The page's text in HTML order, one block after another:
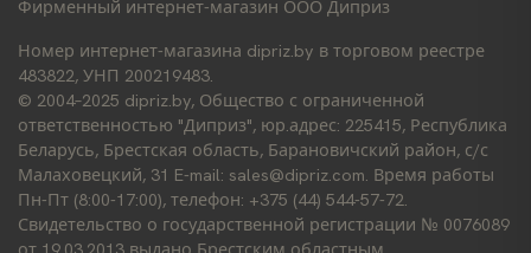
Фирменный интернет-магазин ООО Диприз
Номер интернет-магазина dipriz.by в торговом реестре
483822, УНП 200219483.
© 2004–2025 dipriz.by, Общество с ограниченной
ответственностью "Диприз", юр.адрес: 225415, Республика
Беларусь, Брестская область, Барановичский район, с/с
Малаховецкий, 31 E-mail: sales@dipriz.com. Время работы
Пн-Пт (8:00-17:00), телефон: +375 (44) 544-57-72.
Свидетельство о государственной регистрации № 0076089